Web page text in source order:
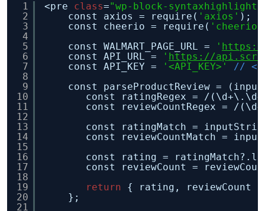
1
2
3
4
5
6
7
8
9
10
11
12
13
14
15
16
17
18
19
20
21
<pre class="wp-block-
const axios = require( 'axios' );
const cheerio = require( 'cheerio'
const WALMART_PAGE_URL =
' https://
const API_URL =
' https://
const API_KEY =
'<API_KEY>'
//
const parseProductReview =
const ratingRegex = /
const reviewCountRegex = /
const ratingMatch =
const reviewCountMatch =
const rating =
const reviewCount =
return
{ rating, reviewCount
};